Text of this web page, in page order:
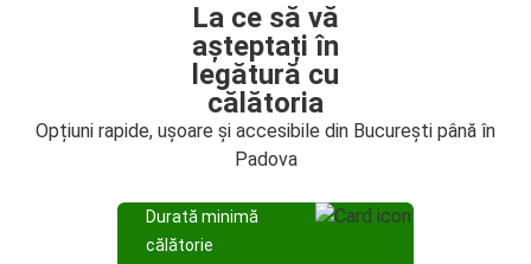
La ce să vă
așteptați în
legătură cu
călătoria
Opțiuni rapide, ușoare și accesibile din București până în
Padova
Durată minimă
călătorie